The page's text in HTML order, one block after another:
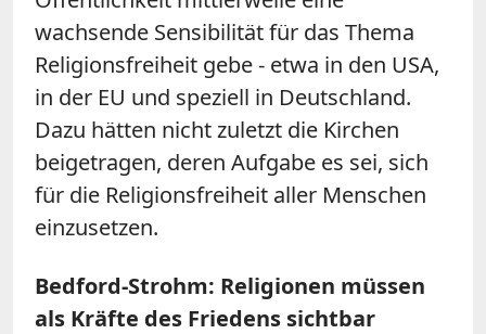
wachsende Sensibilität für das Thema
Religionsfreiheit gebe - etwa in den USA,
in der EU und speziell in Deutschland.
Dazu hätten nicht zuletzt die Kirchen
beigetragen, deren Aufgabe es sei, sich
für die Religionsfreiheit aller Menschen
einzusetzen.
Bedford-Strohm: Religionen müssen
als Kräfte des Friedens sichtbar